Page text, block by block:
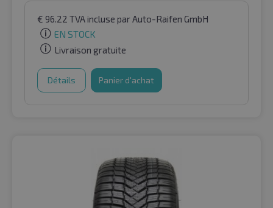
€ 96.22 TVA incluse par Auto-Raifen GmbH
EN STOCK
Livraison gratuite
Détails Panier d'achat